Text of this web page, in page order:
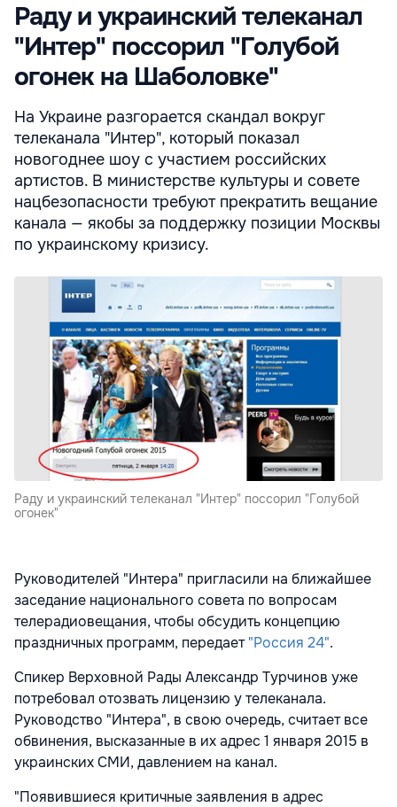
Раду и украинский телеканал
"Интер" поссорил "Голубой
огонек на Шаболовке"
На Украине разгорается скандал вокруг
телеканала "Интер", который показал
новогоднее шоу с участием российских
артистов. В министерстве культуры и совете
нацбезопасности требуют прекратить вещание
канала — якобы за поддержку позиции Москвы
по украинскому кризису.
Раду и украинский телеканал "Интер" поссорил "Голубой
огонек"
Руководителей "Интера" пригласили на ближайшее
заседание национального совета по вопросам
телерадиовещания, чтобы обсудить концепцию
праздничных программ, передает"Россия 24".
Спикер Верховной Рады Александр Турчинов уже
потребовал отозвать лицензию у телеканала.
Руководство "Интера", в свою очередь, считает все
обвинения, высказанные в их адрес 1 января 2015 в
украинских СМИ, давлением на канал.
"Появившиеся критичные заявления в адрес